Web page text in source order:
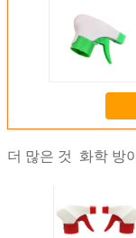
더 많은 것 화학 방